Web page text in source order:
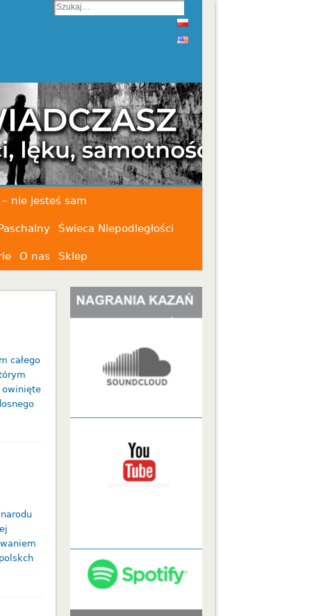
nie jesteś sam
Świeca Niepodległości
O nas Sklep
całego
owinięte